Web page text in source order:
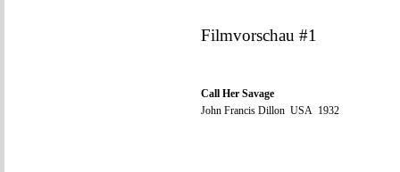
Filmvorschau #1
Call Her Savage
John Francis Dillon USA 1932